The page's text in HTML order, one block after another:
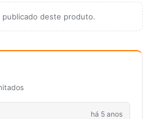
deste produto.
há 5 anos